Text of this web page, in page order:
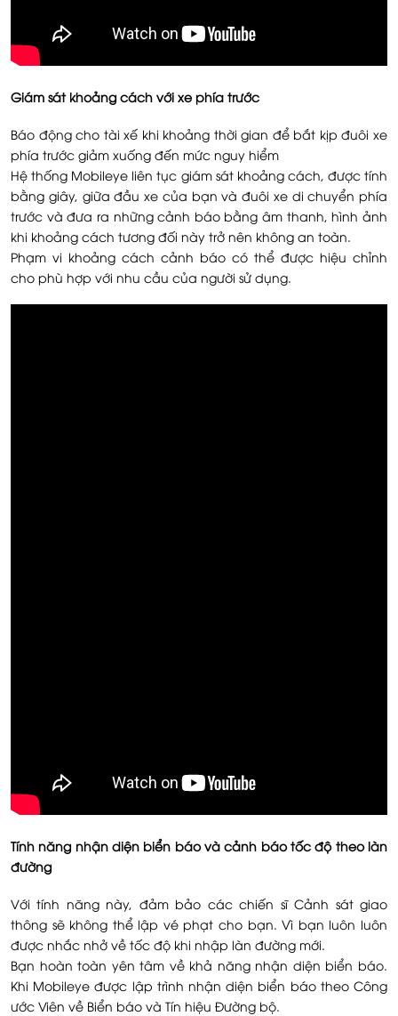
Giám sát khoảng cách với xe phía trước
Báo động cho tài xế khi khoảng thời gian để bắt kịp đuôi xe
phía trước giảm xuống đến mức nguy hiểm
Hệ thống Mobileye liên tục giám sát khoảng cách, được tính
bằng giây, giữa đầu xe của bạn và đuôi xe di chuyển phía
trước và đưa ra những cảnh báo bằng âm thanh, hình ảnh
khi khoảng cách tương đối này trở nên không an toàn.
Phạm vi khoảng cách cảnh báo có thể được hiệu chỉnh
cho phù hợp với nhu cầu của người sử dụng.
Tính năng nhận diện biển báo và cảnh báo tốc độ theo làn
đường
Với tính năng này, đảm bảo các chiến sĩ Cảnh sát giao
thông sẽ không thể lập vé phạt cho bạn. Vì bạn luôn luôn
được nhắc nhở về tốc độ khi nhập làn đường mới.
Bạn hoàn toàn yên tâm về khả năng nhận diện biển báo.
Khi Mobileye được lập trình nhận diện biển báo theo Công
ước Viên về Biển báo và Tín hiệu Đường bộ.